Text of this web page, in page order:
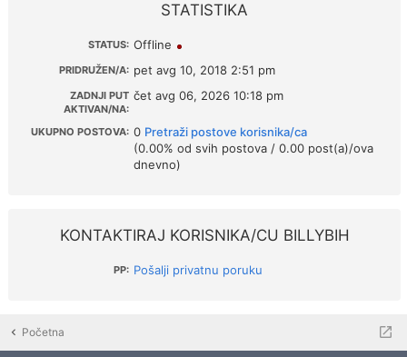
STATISTIKA
STATUS: Offline
PRIDRUŽEN/A: pet avg 10, 2018 2:51 pm
ZADNJI PUT
AKTIVAN/NA:
čet avg 06, 2026 10:18 pm
UKUPNO POSTOVA: 0 Pretraži postove korisnika/ca
(0.00% od svih postova / 0.00 post(a)/ova
dnevno)
KONTAKTIRAJ KORISNIKA/CU BILLYBIH
PP: Pošalji privatnu poruku
Početna